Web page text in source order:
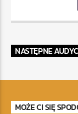
NASTĘPNE
MOŻE CI SIĘ